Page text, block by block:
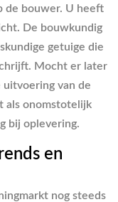
de bouwer. U heeft
De bouwkundig
getuige die
Mocht er later
van de
als onomstotelijk
bij oplevering.
en
nog steeds